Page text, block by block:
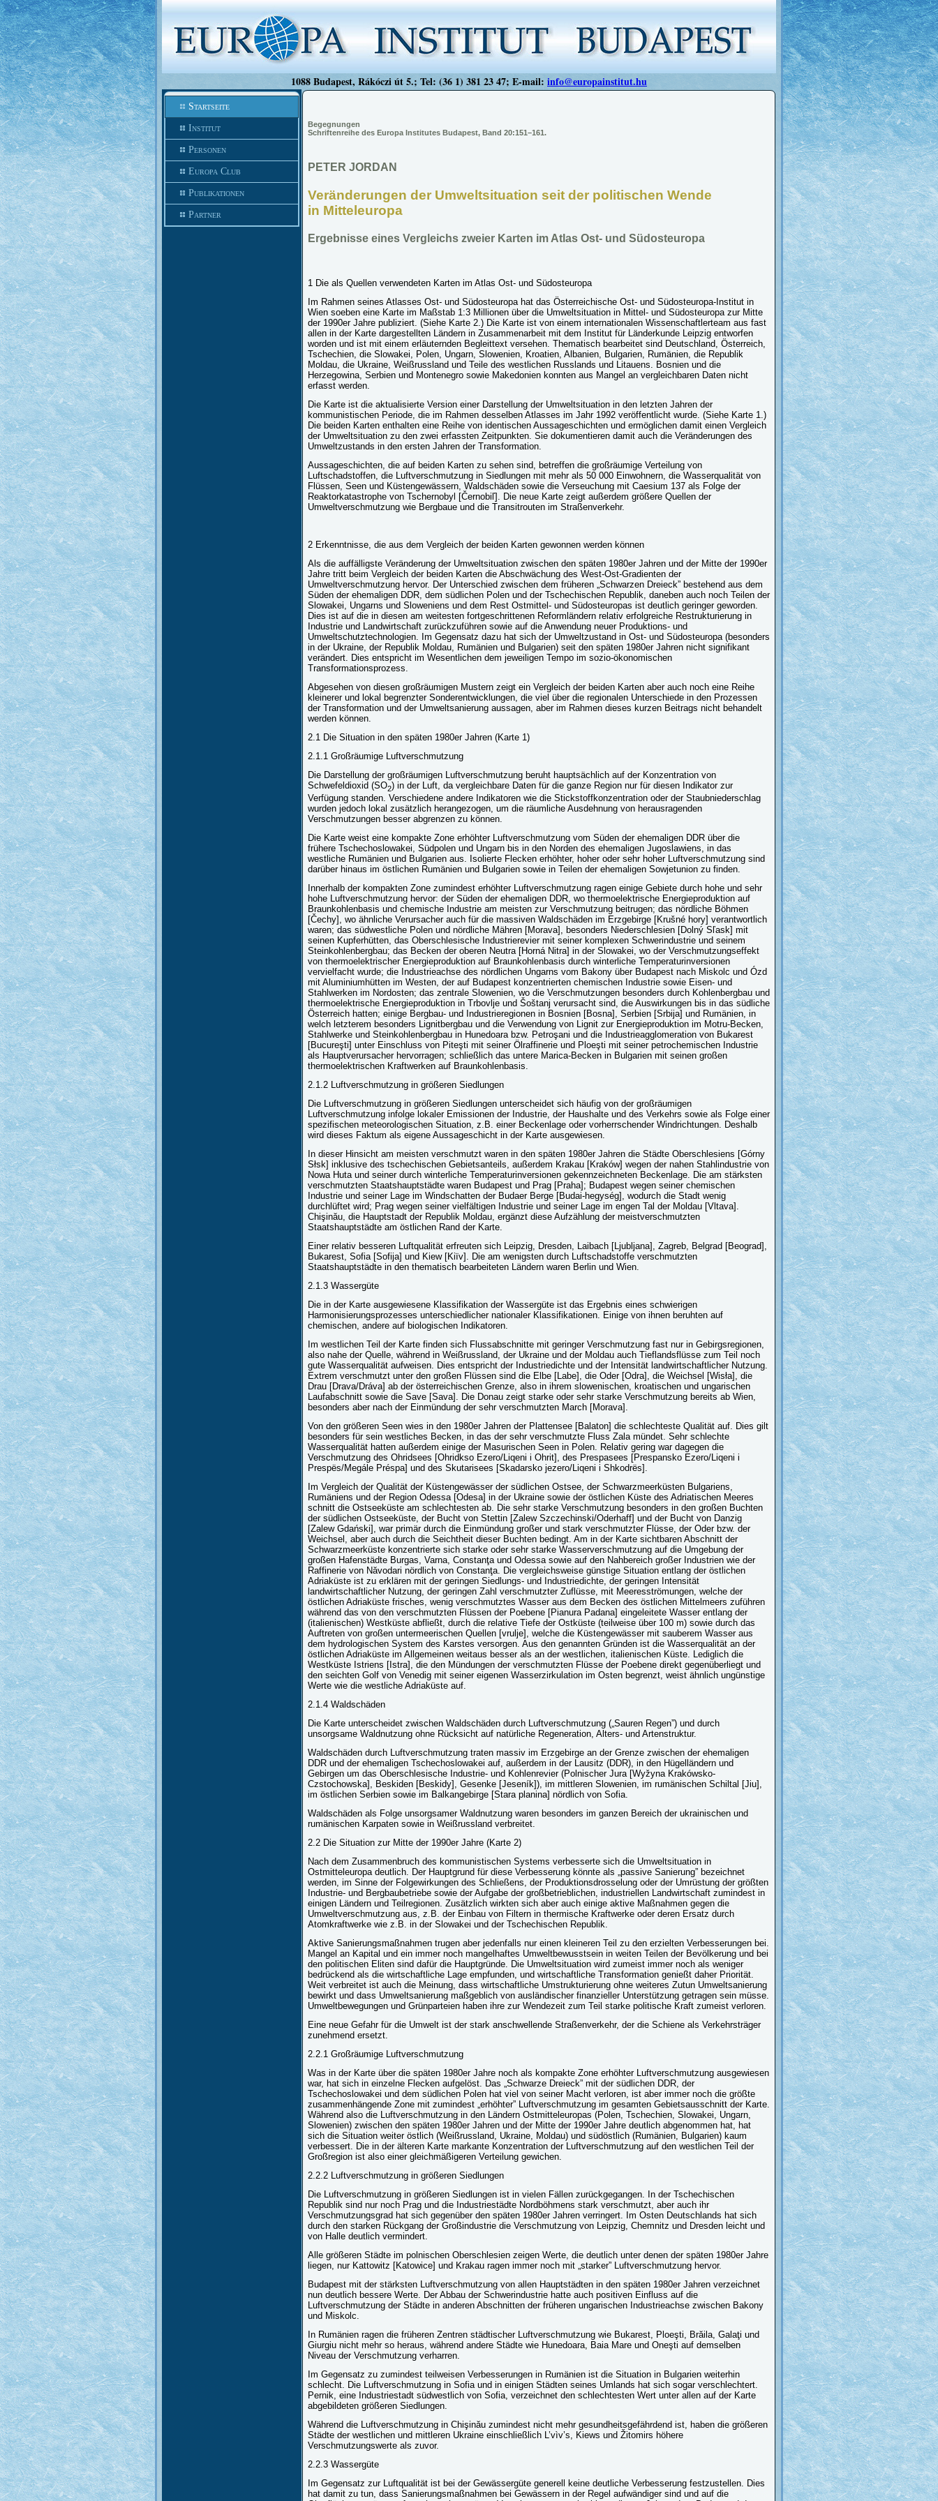
1088 Budapest, Rákóczi út 5.; Tel: (36 1) 381 23 47; E-mail: info@europainstitut.hu
Startseite
Institut
Personen
Europa Club
Publikationen
Partner
Begegnungen
Schriftenreihe des Europa Institutes Budapest, Band 20:151–161.
PETER JORDAN
Veränderungen der Umweltsituation seit der politischen Wende
in Mitteleuropa
Ergebnisse eines Vergleichs zweier Karten im Atlas Ost- und Südosteuropa
1 Die als Quellen verwendeten Karten im Atlas Ost- und Südosteuropa
Im Rahmen seines Atlasses Ost- und Südosteuropa hat das Österreichische Ost- und Südosteuropa-Institut in
Wien soeben eine Karte im Maßstab 1:3 Millionen über die Umweltsituation in Mittel- und Südosteuropa zur Mitte
der 1990er Jahre publiziert. (Siehe Karte 2.) Die Karte ist von einem internationalen Wissenschaftlerteam aus fast
allen in der Karte dargestellten Ländern in Zusammenarbeit mit dem Institut für Länderkunde Leipzig entworfen
worden und ist mit einem erläuternden Begleittext versehen. Thematisch bearbeitet sind Deutschland, Österreich,
Tschechien, die Slowakei, Polen, Ungarn, Slowenien, Kroatien, Albanien, Bulgarien, Rumänien, die Republik
Moldau, die Ukraine, Weißrussland und Teile des westlichen Russlands und Litauens. Bosnien und die
Herzegowina, Serbien und Montenegro sowie Makedonien konnten aus Mangel an vergleichbaren Daten nicht
erfasst werden.
Die Karte ist die aktualisierte Version einer Darstellung der Umweltsituation in den letzten Jahren der
kommunistischen Periode, die im Rahmen desselben Atlasses im Jahr 1992 veröffentlicht wurde. (Siehe Karte 1.)
Die beiden Karten enthalten eine Reihe von identischen Aussageschichten und ermöglichen damit einen Vergleich
der Umweltsituation zu den zwei erfassten Zeitpunkten. Sie dokumentieren damit auch die Veränderungen des
Umweltzustands in den ersten Jahren der Transformation.
Aussageschichten, die auf beiden Karten zu sehen sind, betreffen die großräumige Verteilung von
Luftschadstoffen, die Luftverschmutzung in Siedlungen mit mehr als 50 000 Einwohnern, die Wasserqualität von
Flüssen, Seen und Küstengewässern, Waldschäden sowie die Verseuchung mit Caesium 137 als Folge der
Reaktorkatastrophe von Tschernobyl [Černobiľ]. Die neue Karte zeigt außerdem größere Quellen der
Umweltverschmutzung wie Bergbaue und die Transitrouten im Straßenverkehr.
2 Erkenntnisse, die aus dem Vergleich der beiden Karten gewonnen werden können
Als die auffälligste Veränderung der Umweltsituation zwischen den späten 1980er Jahren und der Mitte der 1990er
Jahre tritt beim Vergleich der beiden Karten die Abschwächung des West-Ost-Gradienten der
Umweltverschmutzung hervor. Der Unterschied zwischen dem früheren „Schwarzen Dreieck” bestehend aus dem
Süden der ehemaligen DDR, dem südlichen Polen und der Tschechischen Republik, daneben auch noch Teilen der
Slowakei, Ungarns und Sloweniens und dem Rest Ostmittel- und Südosteuropas ist deutlich geringer geworden.
Dies ist auf die in diesen am weitesten fortgeschrittenen Reformländern relativ erfolgreiche Restrukturierung in
Industrie und Landwirtschaft zurückzuführen sowie auf die Anwendung neuer Produktions- und
Umweltschutztechnologien. Im Gegensatz dazu hat sich der Umweltzustand in Ost- und Südosteuropa (besonders
in der Ukraine, der Republik Moldau, Rumänien und Bulgarien) seit den späten 1980er Jahren nicht signifikant
verändert. Dies entspricht im Wesentlichen dem jeweiligen Tempo im sozio-ökonomischen
Transformationsprozess.
Abgesehen von diesen großräumigen Mustern zeigt ein Vergleich der beiden Karten aber auch noch eine Reihe
kleinerer und lokal begrenzter Sonderentwicklungen, die viel über die regionalen Unterschiede in den Prozessen
der Transformation und der Umweltsanierung aussagen, aber im Rahmen dieses kurzen Beitrags nicht behandelt
werden können.
2.1 Die Situation in den späten 1980er Jahren (Karte 1)
2.1.1 Großräumige Luftverschmutzung
Die Darstellung der großräumigen Luftverschmutzung beruht hauptsächlich auf der Konzentration von
Schwefeldioxid (SO2) in der Luft, da vergleichbare Daten für die ganze Region nur für diesen Indikator zur
Verfügung standen. Verschiedene andere Indikatoren wie die Stickstoffkonzentration oder der Staubniederschlag
wurden jedoch lokal zusätzlich herangezogen, um die räumliche Ausdehnung von herausragenden
Verschmutzungen besser abgrenzen zu können.
Die Karte weist eine kompakte Zone erhöhter Luftverschmutzung vom Süden der ehemaligen DDR über die
frühere Tschechoslowakei, Südpolen und Ungarn bis in den Norden des ehemaligen Jugoslawiens, in das
westliche Rumänien und Bulgarien aus. Isolierte Flecken erhöhter, hoher oder sehr hoher Luftverschmutzung sind
darüber hinaus im östlichen Rumänien und Bulgarien sowie in Teilen der ehemaligen Sowjetunion zu finden.
Innerhalb der kompakten Zone zumindest erhöhter Luftverschmutzung ragen einige Gebiete durch hohe und sehr
hohe Luftverschmutzung hervor: der Süden der ehemaligen DDR, wo thermoelektrische Energieproduktion auf
Braunkohlenbasis und chemische Industrie am meisten zur Verschmutzung beitrugen; das nördliche Böhmen
[Čechy], wo ähnliche Verursacher auch für die massiven Waldschäden im Erzgebirge [Krušné hory] verantwortlich
waren; das südwestliche Polen und nördliche Mähren [Morava], besonders Niederschlesien [Dolný Sľask] mit
seinen Kupferhütten, das Oberschlesische Industrierevier mit seiner komplexen Schwerindustrie und seinem
Steinkohlenbergbau; das Becken der oberen Neutra [Horná Nitra] in der Slowakei, wo der Verschmutzungseffekt
von thermoelektrischer Energieproduktion auf Braunkohlenbasis durch winterliche Temperaturinversionen
vervielfacht wurde; die Industrieachse des nördlichen Ungarns vom Bakony über Budapest nach Miskolc und Ózd
mit Aluminiumhütten im Westen, der auf Budapest konzentrierten chemischen Industrie sowie Eisen- und
Stahlwerken im Nordosten; das zentrale Slowenien, wo die Verschmutzungen besonders durch Kohlenbergbau und
thermoelektrische Energieproduktion in Trbovlje und Šoštanj verursacht sind, die Auswirkungen bis in das südliche
Österreich hatten; einige Bergbau- und Industrieregionen in Bosnien [Bosna], Serbien [Srbija] und Rumänien, in
welch letzterem besonders Lignitbergbau und die Verwendung von Lignit zur Energieproduktion im Motru-Becken,
Stahlwerke und Steinkohlenbergbau in Hunedoara bzw. Petroşani und die Industrieagglomeration von Bukarest
[Bucureşti] unter Einschluss von Piteşti mit seiner Ölraffinerie und Ploeşti mit seiner petrochemischen Industrie
als Hauptverursacher hervorragen; schließlich das untere Marica-Becken in Bulgarien mit seinen großen
thermoelektrischen Kraftwerken auf Braunkohlenbasis.
2.1.2 Luftverschmutzung in größeren Siedlungen
Die Luftverschmutzung in größeren Siedlungen unterscheidet sich häufig von der großräumigen
Luftverschmutzung infolge lokaler Emissionen der Industrie, der Haushalte und des Verkehrs sowie als Folge einer
spezifischen meteorologischen Situation, z.B. einer Beckenlage oder vorherrschender Windrichtungen. Deshalb
wird dieses Faktum als eigene Aussageschicht in der Karte ausgewiesen.
In dieser Hinsicht am meisten verschmutzt waren in den späten 1980er Jahren die Städte Oberschlesiens [Górny
Słsk] inklusive des tschechischen Gebietsanteils, außerdem Krakau [Kraków] wegen der nahen Stahlindustrie von
Nowa Huta und seiner durch winterliche Temperaturinversionen gekennzeichneten Beckenlage. Die am stärksten
verschmutzten Staatshauptstädte waren Budapest und Prag [Praha]; Budapest wegen seiner chemischen
Industrie und seiner Lage im Windschatten der Budaer Berge [Budai-hegység], wodurch die Stadt wenig
durchlüftet wird; Prag wegen seiner vielfältigen Industrie und seiner Lage im engen Tal der Moldau [Vltava].
Chişinău, die Hauptstadt der Republik Moldau, ergänzt diese Aufzählung der meistverschmutzten
Staatshauptstädte am östlichen Rand der Karte.
Einer relativ besseren Luftqualität erfreuten sich Leipzig, Dresden, Laibach [Ljubljana], Zagreb, Belgrad [Beograd],
Bukarest, Sofia [Sofija] und Kiew [Kiïv]. Die am wenigsten durch Luftschadstoffe verschmutzten
Staatshauptstädte in den thematisch bearbeiteten Ländern waren Berlin und Wien.
2.1.3 Wassergüte
Die in der Karte ausgewiesene Klassifikation der Wassergüte ist das Ergebnis eines schwierigen
Harmonisierungsprozesses unterschiedlicher nationaler Klassifikationen. Einige von ihnen beruhten auf
chemischen, andere auf biologischen Indikatoren.
Im westlichen Teil der Karte finden sich Flussabschnitte mit geringer Verschmutzung fast nur in Gebirgsregionen,
also nahe der Quelle, während in Weißrussland, der Ukraine und der Moldau auch Tieflandsflüsse zum Teil noch
gute Wasserqualität aufweisen. Dies entspricht der Industriedichte und der Intensität landwirtschaftlicher Nutzung.
Extrem verschmutzt unter den großen Flüssen sind die Elbe [Labe], die Oder [Odra], die Weichsel [Wisła], die
Drau [Drava/Dráva] ab der österreichischen Grenze, also in ihrem slowenischen, kroatischen und ungarischen
Laufabschnitt sowie die Save [Sava]. Die Donau zeigt starke oder sehr starke Verschmutzung bereits ab Wien,
besonders aber nach der Einmündung der sehr verschmutzten March [Morava].
Von den größeren Seen wies in den 1980er Jahren der Plattensee [Balaton] die schlechteste Qualität auf. Dies gilt
besonders für sein westliches Becken, in das der sehr verschmutzte Fluss Zala mündet. Sehr schlechte
Wasserqualität hatten außerdem einige der Masurischen Seen in Polen. Relativ gering war dagegen die
Verschmutzung des Ohridsees [Ohridkso Ezero/Liqeni i Ohrit], des Prespasees [Prespansko Ezero/Liqeni i
Prespës/Megále Préspa] und des Skutarisees [Skadarsko jezero/Liqeni i Shkodrës].
Im Vergleich der Qualität der Küstengewässer der südlichen Ostsee, der Schwarzmeerküsten Bulgariens,
Rumäniens und der Region Odessa [Odesa] in der Ukraine sowie der östlichen Küste des Adriatischen Meeres
schnitt die Ostseeküste am schlechtesten ab. Die sehr starke Verschmutzung besonders in den großen Buchten
der südlichen Ostseeküste, der Bucht von Stettin [Zalew Szczechinski/Oderhaff] und der Bucht von Danzig
[Zalew Gdański], war primär durch die Einmündung großer und stark verschmutzter Flüsse, der Oder bzw. der
Weichsel, aber auch durch die Seichtheit dieser Buchten bedingt. Am in der Karte sichtbaren Abschnitt der
Schwarzmeerküste konzentrierte sich starke oder sehr starke Wasserverschmutzung auf die Umgebung der
großen Hafenstädte Burgas, Varna, Constanţa und Odessa sowie auf den Nahbereich großer Industrien wie der
Raffinerie von Năvodari nördlich von Constanţa. Die vergleichsweise günstige Situation entlang der östlichen
Adriaküste ist zu erklären mit der geringen Siedlungs- und Industriedichte, der geringen Intensität
landwirtschaftlicher Nutzung, der geringen Zahl verschmutzter Zuflüsse, mit Meeresströmungen, welche der
östlichen Adriaküste frisches, wenig verschmutztes Wasser aus dem Becken des östlichen Mittelmeers zuführen
während das von den verschmutzten Flüssen der Poebene [Pianura Padana] eingeleitete Wasser entlang der
(italienischen) Westküste abfließt, durch die relative Tiefe der Ostküste (teilweise über 100 m) sowie durch das
Auftreten von großen untermeerischen Quellen [vrulje], welche die Küstengewässer mit sauberem Wasser aus
dem hydrologischen System des Karstes versorgen. Aus den genannten Gründen ist die Wasserqualität an der
östlichen Adriaküste im Allgemeinen weitaus besser als an der westlichen, italienischen Küste. Lediglich die
Westküste Istriens [Istra], die den Mündungen der verschmutzten Flüsse der Poebene direkt gegenüberliegt und
den seichten Golf von Venedig mit seiner eigenen Wasserzirkulation im Osten begrenzt, weist ähnlich ungünstige
Werte wie die westliche Adriaküste auf.
2.1.4 Waldschäden
Die Karte unterscheidet zwischen Waldschäden durch Luftverschmutzung („Sauren Regen”) und durch
unsorgsame Waldnutzung ohne Rücksicht auf natürliche Regeneration, Alters- und Artenstruktur.
Waldschäden durch Luftverschmutzung traten massiv im Erzgebirge an der Grenze zwischen der ehemaligen
DDR und der ehemaligen Tschechoslowakei auf, außerdem in der Lausitz (DDR), in den Hügelländern und
Gebirgen um das Oberschlesische Industrie- und Kohlenrevier (Polnischer Jura [Wyžyna Krakówsko-
Czstochowska], Beskiden [Beskidy], Gesenke [Jeseník]), im mittleren Slowenien, im rumänischen Schiltal [Jiu],
im östlichen Serbien sowie im Balkangebirge [Stara planina] nördlich von Sofia.
Waldschäden als Folge unsorgsamer Waldnutzung waren besonders im ganzen Bereich der ukrainischen und
rumänischen Karpaten sowie in Weißrussland verbreitet.
2.2 Die Situation zur Mitte der 1990er Jahre (Karte 2)
Nach dem Zusammenbruch des kommunistischen Systems verbesserte sich die Umweltsituation in
Ostmitteleuropa deutlich. Der Hauptgrund für diese Verbesserung könnte als „passive Sanierung” bezeichnet
werden, im Sinne der Folgewirkungen des Schließens, der Produktionsdrosselung oder der Umrüstung der größten
Industrie- und Bergbaubetriebe sowie der Aufgabe der großbetrieblichen, industriellen Landwirtschaft zumindest in
einigen Ländern und Teilregionen. Zusätzlich wirkten sich aber auch einige aktive Maßnahmen gegen die
Umweltverschmutzung aus, z.B. der Einbau von Filtern in thermische Kraftwerke oder deren Ersatz durch
Atomkraftwerke wie z.B. in der Slowakei und der Tschechischen Republik.
Aktive Sanierungsmaßnahmen trugen aber jedenfalls nur einen kleineren Teil zu den erzielten Verbesserungen bei.
Mangel an Kapital und ein immer noch mangelhaftes Umweltbewusstsein in weiten Teilen der Bevölkerung und bei
den politischen Eliten sind dafür die Hauptgründe. Die Umweltsituation wird zumeist immer noch als weniger
bedrückend als die wirtschaftliche Lage empfunden, und wirtschaftliche Transformation genießt daher Priorität.
Weit verbreitet ist auch die Meinung, dass wirtschaftliche Umstrukturierung ohne weiteres Zutun Umweltsanierung
bewirkt und dass Umweltsanierung maßgeblich von ausländischer finanzieller Unterstützung getragen sein müsse.
Umweltbewegungen und Grünparteien haben ihre zur Wendezeit zum Teil starke politische Kraft zumeist verloren.
Eine neue Gefahr für die Umwelt ist der stark anschwellende Straßenverkehr, der die Schiene als Verkehrsträger
zunehmend ersetzt.
2.2.1 Großräumige Luftverschmutzung
Was in der Karte über die späten 1980er Jahre noch als kompakte Zone erhöhter Luftverschmutzung ausgewiesen
war, hat sich in einzelne Flecken aufgelöst. Das „Schwarze Dreieck” mit der südlichen DDR, der
Tschechoslowakei und dem südlichen Polen hat viel von seiner Macht verloren, ist aber immer noch die größte
zusammenhängende Zone mit zumindest „erhöhter” Luftverschmutzung im gesamten Gebietsausschnitt der Karte.
Während also die Luftverschmutzung in den Ländern Ostmitteleuropas (Polen, Tschechien, Slowakei, Ungarn,
Slowenien) zwischen den späten 1980er Jahren und der Mitte der 1990er Jahre deutlich abgenommen hat, hat
sich die Situation weiter östlich (Weißrussland, Ukraine, Moldau) und südöstlich (Rumänien, Bulgarien) kaum
verbessert. Die in der älteren Karte markante Konzentration der Luftverschmutzung auf den westlichen Teil der
Großregion ist also einer gleichmäßigeren Verteilung gewichen.
2.2.2 Luftverschmutzung in größeren Siedlungen
Die Luftverschmutzung in größeren Siedlungen ist in vielen Fällen zurückgegangen. In der Tschechischen
Republik sind nur noch Prag und die Industriestädte Nordböhmens stark verschmutzt, aber auch ihr
Verschmutzungsgrad hat sich gegenüber den späten 1980er Jahren verringert. Im Osten Deutschlands hat sich
durch den starken Rückgang der Großindustrie die Verschmutzung von Leipzig, Chemnitz und Dresden leicht und
von Halle deutlich vermindert.
Alle größeren Städte im polnischen Oberschlesien zeigen Werte, die deutlich unter denen der späten 1980er Jahre
liegen, nur Kattowitz [Katowice] und Krakau ragen immer noch mit „starker” Luftverschmutzung hervor.
Budapest mit der stärksten Luftverschmutzung von allen Hauptstädten in den späten 1980er Jahren verzeichnet
nun deutlich bessere Werte. Der Abbau der Schwerindustrie hatte auch positiven Einfluss auf die
Luftverschmutzung der Städte in anderen Abschnitten der früheren ungarischen Industrieachse zwischen Bakony
und Miskolc.
In Rumänien ragen die früheren Zentren städtischer Luftverschmutzung wie Bukarest, Ploeşti, Brăila, Galaţi und
Giurgiu nicht mehr so heraus, während andere Städte wie Hunedoara, Baia Mare und Oneşti auf demselben
Niveau der Verschmutzung verharren.
Im Gegensatz zu zumindest teilweisen Verbesserungen in Rumänien ist die Situation in Bulgarien weiterhin
schlecht. Die Luftverschmutzung in Sofia und in einigen Städten seines Umlands hat sich sogar verschlechtert.
Pernik, eine Industriestadt südwestlich von Sofia, verzeichnet den schlechtesten Wert unter allen auf der Karte
abgebildeten größeren Siedlungen.
Während die Luftverschmutzung in Chişinău zumindest nicht mehr gesundheitsgefährdend ist, haben die größeren
Städte der westlichen und mittleren Ukraine einschließlich L’vìv’s, Kiews und Žitomirs höhere
Verschmutzungswerte als zuvor.
2.2.3 Wassergüte
Im Gegensatz zur Luftqualität ist bei der Gewässergüte generell keine deutliche Verbesserung festzustellen. Dies
hat damit zu tun, dass Sanierungsmaßnahmen bei Gewässern in der Regel aufwändiger sind und auf die